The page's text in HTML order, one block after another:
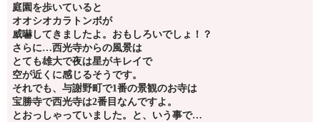
庭園を歩いていると
オオシオカラトンボが
威嚇してきましたよ。おもしろいでしょ！？
さらに…西光寺からの風景は
とても雄大で夜は星がキレイで
空が近くに感じるそうです。
それでも、与謝野町で1番の景観のお寺は
宝勝寺で西光寺は2番目なんですよ。
とおっしゃっていました。と、いう事で…